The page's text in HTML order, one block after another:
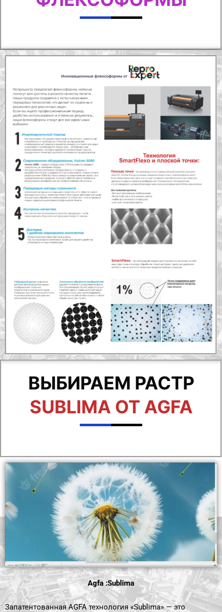
ВЫБИРАЕМ РАСТР
SUBLIMA ОТ AGFA
Agfa :Sublima
Запатентованная AGFA технология «Sublima» — это